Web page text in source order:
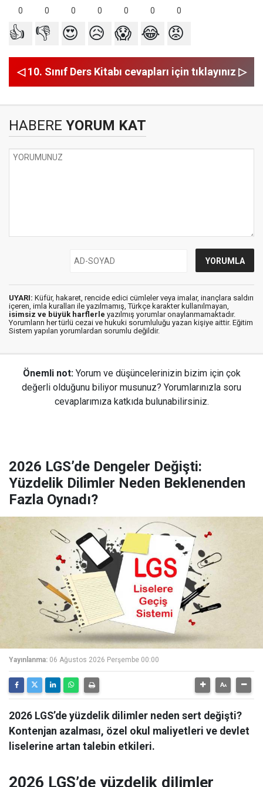
0 0 0 0 0 0 0
👍 👎 😍 😥 😱 😂 😡
◁ 10. Sınıf Ders Kitabı cevapları için tıklayınız ▷
HABERE YORUM KAT
UYARI: Küfür, hakaret, rencide edici cümleler veya imalar, inançlara saldırı
içeren, imla kuralları ile yazılmamış, Türkçe karakter kullanılmayan,
isimsiz ve büyük harflerle yazılmış yorumlar onaylanmamaktadır.
Yorumların her türlü cezai ve hukuki sorumluluğu yazan kişiye aittir. Eğitim
Sistem yapılan yorumlardan sorumlu değildir.
Önemli not: Yorum ve düşüncelerinizin bizim için çok
değerli olduğunu biliyor musunuz? Yorumlarınızla soru
cevaplarımıza katkıda bulunabilirsiniz.
2026 LGS’de Dengeler Değişti:
Yüzdelik Dilimler Neden Beklenenden
Fazla Oynadı?
Yayınlanma: 06 Ağustos 2026 Perşembe 00:00
2026 LGS’de yüzdelik dilimler neden sert değişti?
Kontenjan azalması, özel okul maliyetleri ve devlet
liselerine artan talebin etkileri.
2026 LGS’de yüzdelik dilimler